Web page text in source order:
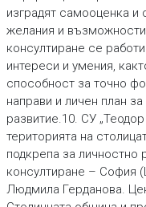
изградят самооценка
желания и
консултиране се
интереси и умения,
способност за точно
направи и личен план
развитие.10. СУ
територията на
подкрепа за личностно
консултиране – София
Людмила Герданова.